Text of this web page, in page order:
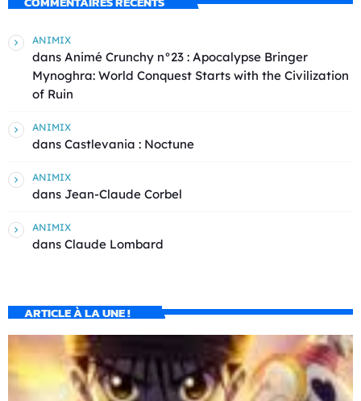
ANIMIX
dans Animé Crunchy n°23 : Apocalypse Bringer
Mynoghra: World Conquest Starts with the Civilization
of Ruin
ANIMIX
dans Castlevania : Noctune
ANIMIX
dans Jean-Claude Corbel
ANIMIX
dans Claude Lombard
ARTICLE À LA UNE !